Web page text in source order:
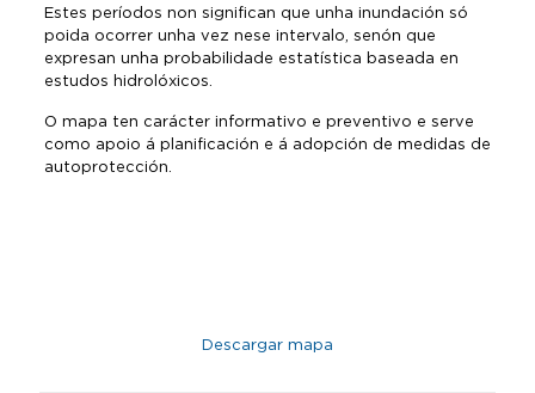
Estes períodos non significan que unha inundación só
poida ocorrer unha vez nese intervalo, senón que
expresan unha probabilidade estatística baseada en
estudos hidrolóxicos.
O mapa ten carácter informativo e preventivo e serve
como apoio á planificación e á adopción de medidas de
autoprotección.
Descargar mapa